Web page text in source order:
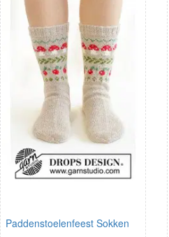
Paddenstoelenfeest Sokken